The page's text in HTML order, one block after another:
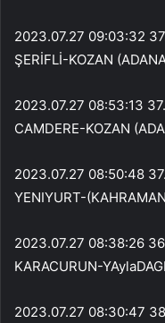
2023.07.27 09:03:32
ŞERİFLİ-KOZAN
2023.07.27 08:53:13
CAMDERE-KOZAN
2023.07.27 08:50:48
YENIYURT-
2023.07.27 08:38:26
KARACURUN-
2023.07.27 08:30:47